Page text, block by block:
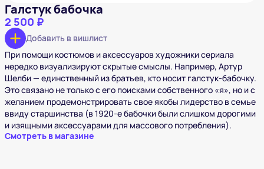
Галстук бабочка
2 500 ₽
Добавить в вишлист
При помощи костюмов и аксессуаров художники сериала
нередко визуализируют скрытые смыслы. Например, Артур
Шелби — единственный из братьев, кто носит галстук-бабочку.
Это связано не только с его поисками собственного «я», но и с
желанием продемонстрировать свое якобы лидерство в семье
ввиду старшинства (в 1920-е бабочки были слишком дорогими
и изящными аксессуарами для массового потребления).
Смотреть в магазине